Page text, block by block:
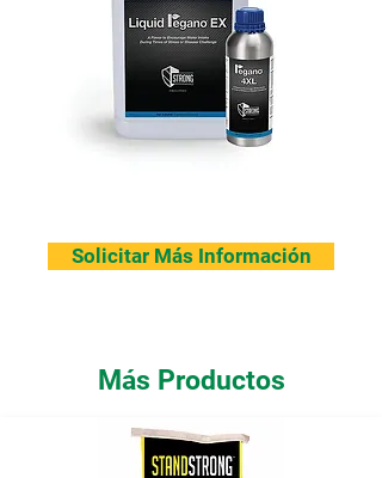
Solicitar Más Información
Más Productos